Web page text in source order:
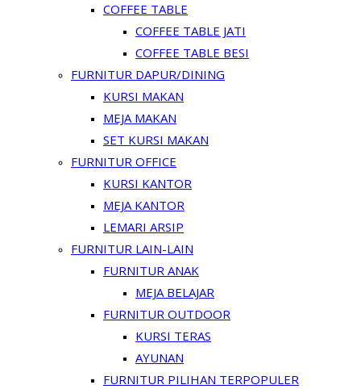
COFFEE TABLE
COFFEE TABLE JATI
COFFEE TABLE BESI
FURNITUR DAPUR/DINING
KURSI MAKAN
MEJA MAKAN
SET KURSI MAKAN
FURNITUR OFFICE
KURSI KANTOR
MEJA KANTOR
LEMARI ARSIP
FURNITUR LAIN-LAIN
FURNITUR ANAK
MEJA BELAJAR
FURNITUR OUTDOOR
KURSI TERAS
AYUNAN
FURNITUR PILIHAN TERPOPULER